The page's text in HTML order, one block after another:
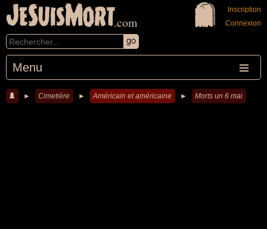
JeSuisMort.com
Menu
Inscription
Connexion
► Cimetière ► Américain et américaine ► Morts un 6 mai